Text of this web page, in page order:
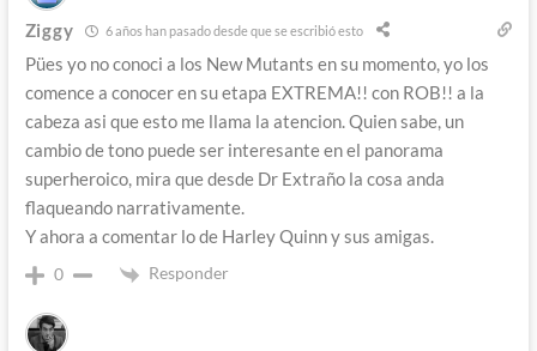
Ziggy 6 años han pasado desde que se escribió esto
Pües yo no conoci a los New Mutants en su momento, yo los
comence a conocer en su etapa EXTREMA!! con ROB!! a la
cabeza asi que esto me llama la atencion. Quien sabe, un
cambio de tono puede ser interesante en el panorama
superheroico, mira que desde Dr Extraño la cosa anda
flaqueando narrativamente.
Y ahora a comentar lo de Harley Quinn y sus amigas.
0 Responder